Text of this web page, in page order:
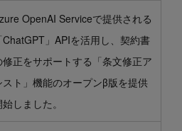
OpenAI Serviceで提供される
ChatGPT」APIを活用し、契約書
修正をサポートする「条文修正ア
スト」機能のオープンβ版を提供
始しました。